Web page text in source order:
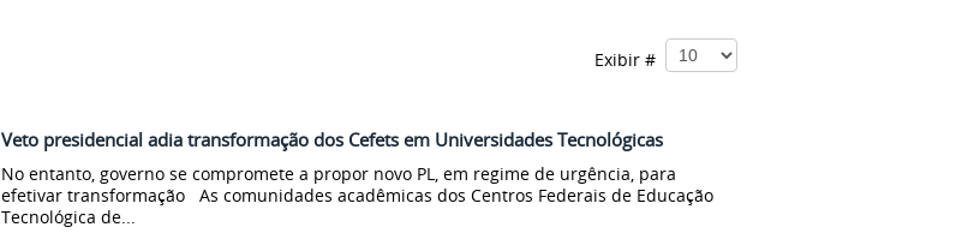
Exibir #
Veto presidencial adia transformação dos Cefets em Universidades Tecnológicas
No entanto, governo se compromete a propor novo PL, em regime de urgência, para
efetivar transformação As comunidades acadêmicas dos Centros Federais de Educação
Tecnológica de...